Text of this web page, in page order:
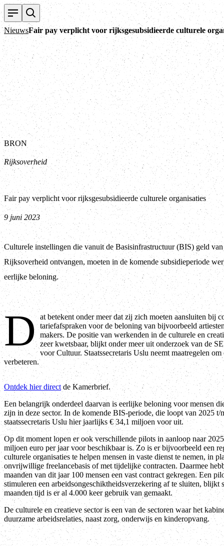
NieuwsFair pay verplicht voor rijksgesubsidieerde culturele
BRON
Rijksoverheid
Fair pay verplicht voor rijksgesubsidieerde culturele organisaties
9 juni 2023
Culturele instellingen die vanuit de Basisinfrastructuur (BIS) geld van
Rijksoverheid ontvangen, moeten in de komende subsidieperiode
eerlijke beloning.
D at betekent onder meer dat zij zich moeten aansluiten bij
tariefafspraken voor de beloning van bijvoorbeeld
makers. De positie van werkenden in de culturele en
zeer kwetsbaar, blijkt onder meer uit onderzoek van de
voor Cultuur. Staatssecretaris Uslu neemt maatregelen om
verbeteren.
Ontdek hier directde Kamerbrief.
Een belangrijk onderdeel daarvan is eerlijke beloning voor mensen
zijn in deze sector. In de komende BIS-periode, die loopt van 2025 t/
staatssecretaris Uslu hier jaarlijks € 34,1 miljoen voor uit.
Op dit moment lopen er ook verschillende pilots in aanloop naar
miljoen euro per jaar voor beschikbaar is. Zo is er bijvoorbeeld een
culturele organisaties te helpen mensen in vaste dienst te nemen, in
onvrijwillige freelancebasis of met tijdelijke contracten. Daarmee
maanden van dit jaar 100 mensen een vast contract gekregen. Een
stimuleren een arbeidsongeschiktheidsverzekering af te sluiten, blijkt
maanden tijd is er al 4.000 keer gebruik van gemaakt.
De culturele en creatieve sector is een van de sectoren waar het
duurzame arbeidsrelaties, naast zorg, onderwijs en kinderopvang.